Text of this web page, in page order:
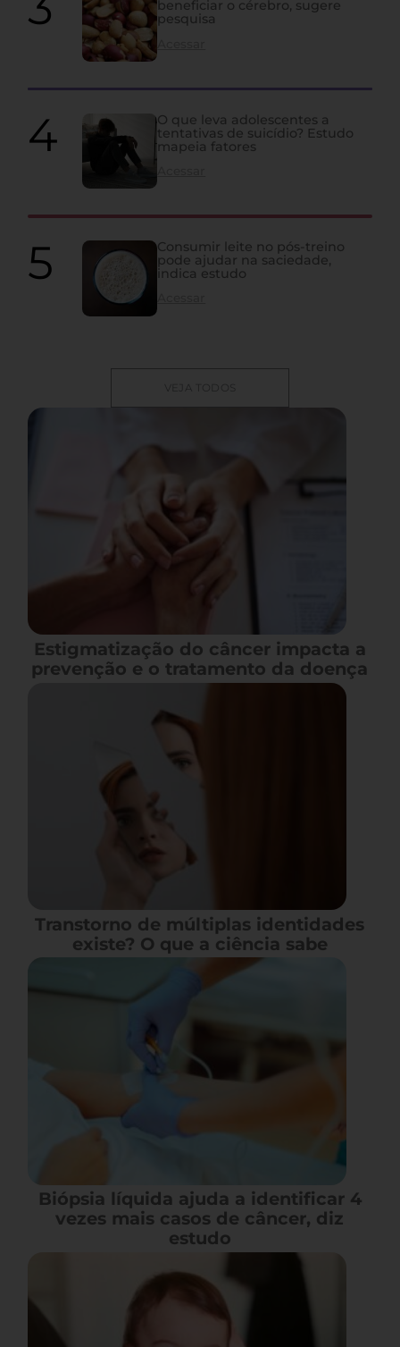
beneficiar o cérebro, sugere
pesquisa
O que leva adolescentes a
tentativas de suicídio? Estudo
mapeia fatores
Consumir leite no pós-treino
pode ajudar na saciedade,
indica estudo
VEJA TODOS
Estigmatização do câncer impacta a
prevenção e o tratamento da doença
Transtorno de múltiplas identidades
existe? O que a ciência sabe
Biópsia líquida ajuda a identificar 4
vezes mais casos de câncer, diz
estudo